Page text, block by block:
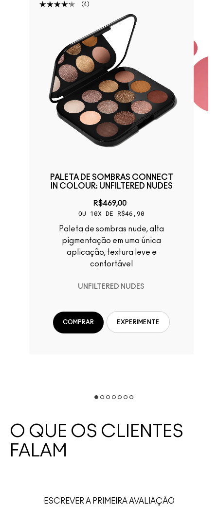
4
PALETA DE SOMBRAS CONNECT
IN COLOUR: UNFILTERED NUDES
R$469,00
OU 10X DE R$46,90
Paleta de sombras nude, alta
pigmentação em uma única
aplicação, textura leve e
confortável
UNFILTERED NUDES
COMPRAR EXPERIMENTE
O QUE OS CLIENTES
FALAM
ESCREVER A PRIMEIRA AVALIAÇÃO